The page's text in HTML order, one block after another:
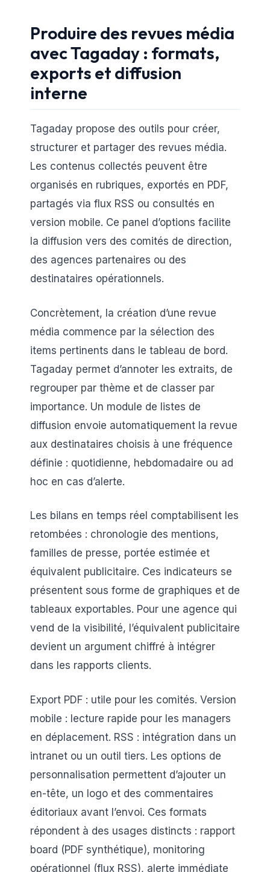
Produire des revues média
avec Tagaday : formats,
exports et diffusion
interne
Tagaday propose des outils pour créer,
structurer et partager des revues média.
Les contenus collectés peuvent être
organisés en rubriques, exportés en PDF,
partagés via flux RSS ou consultés en
version mobile. Ce panel d’options facilite
la diffusion vers des comités de direction,
des agences partenaires ou des
destinataires opérationnels.
Concrètement, la création d’une revue
média commence par la sélection des
items pertinents dans le tableau de bord.
Tagaday permet d’annoter les extraits, de
regrouper par thème et de classer par
importance. Un module de listes de
diffusion envoie automatiquement la revue
aux destinataires choisis à une fréquence
définie : quotidienne, hebdomadaire ou ad
hoc en cas d’alerte.
Les bilans en temps réel comptabilisent les
retombées : chronologie des mentions,
familles de presse, portée estimée et
équivalent publicitaire. Ces indicateurs se
présentent sous forme de graphiques et de
tableaux exportables. Pour une agence qui
vend de la visibilité, l’équivalent publicitaire
devient un argument chiffré à intégrer
dans les rapports clients.
Export PDF : utile pour les comités. Version
mobile : lecture rapide pour les managers
en déplacement. RSS : intégration dans un
intranet ou un outil tiers. Les options de
personnalisation permettent d’ajouter un
en-tête, un logo et des commentaires
éditoriaux avant l’envoi. Ces formats
répondent à des usages distincts : rapport
board (PDF synthétique), monitoring
opérationnel (flux RSS), alerte immédiate